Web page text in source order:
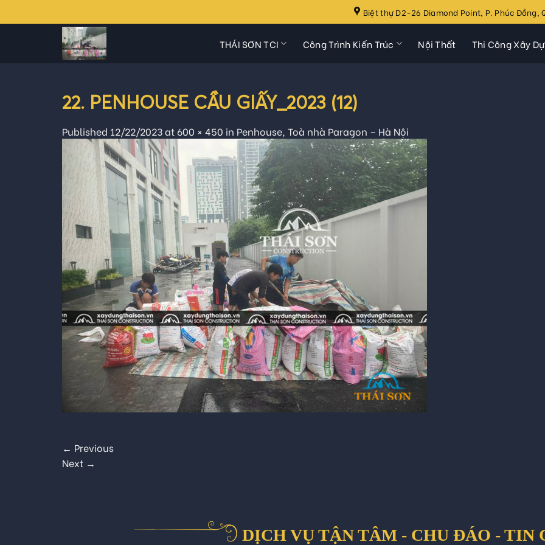
to
Biệt thự D2-26 Diamond Point, P. Phúc Đồng,
THÁI SƠN TCI Công Trình Kiến Trúc Nội Thất Thi Công Xây
22. PENHOUSE CẦU GIẤY_2023 (12)
Published 12/22/2023at 600 × 450 in Penhouse, Toà nhà Paragon – Hà Nội
← Previous
Next →
DỊCH VỤ TẬN TÂM - CHU ĐÁO - TIN